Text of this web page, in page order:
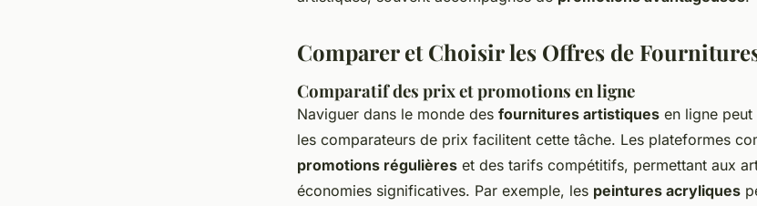
Comparer et Choisir les Offres de
Comparatif des prix et promotions en ligne
Naviguer dans le monde des fournitures artistiques en ligne
les comparateurs de prix facilitent cette tâche. Les plateformes
promotions régulières et des tarifs compétitifs, permettant aux
économies significatives. Par exemple, les peintures acryliques